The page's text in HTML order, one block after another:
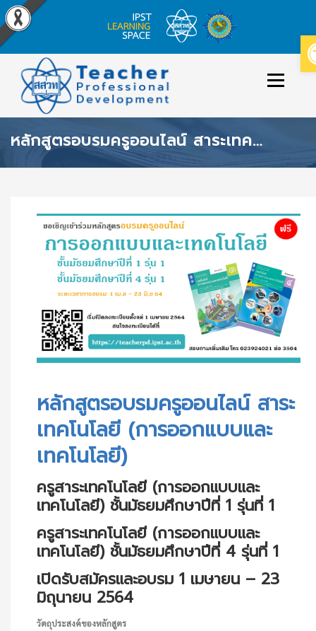
content
Menu
ข่าวประกาศ หลักสูตร/รายวิชาที่เปิดสอน
เข้าสู่ระบบ/สมัครสมาชิก
หลักสูตรอบรมครูออนไลน์ สาระเทคโนโลยี (การออกแบบและเทคโนโลยี)
หลักสูตรอบรมครูออนไลน์ สาระ
เทคโนโลยี (การออกแบบและ
เทคโนโลยี)
ครูสาระเทคโนโลยี (การออกแบบและ
เทคโนโลยี) ชั้นมัธยมศึกษาปีที่ 1 รุ่นที่ 1
ครูสาระเทคโนโลยี (การออกแบบและ
เทคโนโลยี) ชั้นมัธยมศึกษาปีที่ 4 รุ่นที่ 1
เปิดรับสมัครและอบรม 1 เมษายน – 23
มิถุนายน 2564
วัตถุประสงค์ของหลักสูตร